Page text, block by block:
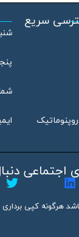
سریع
شنبه
اجتماعی
هرگونه کپی برداری